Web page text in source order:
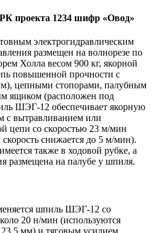
проекта 1234 шифр «Овод»
электрогидравлическим
размещен на волнорезе по
Холла весом 900 кг, якорной
повышенной прочности с
цепными стопорами, палубным
ящиком (расположен под
ШЭГ-12 обеспечивает якорную
с вытравливанием или
цепи со скоростью 23 м/мин
снижается до 5 м/мин).
также в ходовой рубке, а
размещена на палубе у шпиля.
шпиль ШЭГ-12 со
20 н/мин (используются
мм) и тяговым усилием